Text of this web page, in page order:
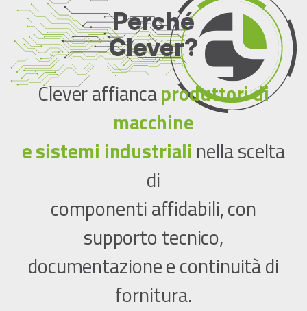
Perché
Clever?
Clever affiancaproduttori di
macchine
e sistemi industriali nella scelta
di
componenti affidabili, con
supporto tecnico,
documentazione e continuità di
fornitura.